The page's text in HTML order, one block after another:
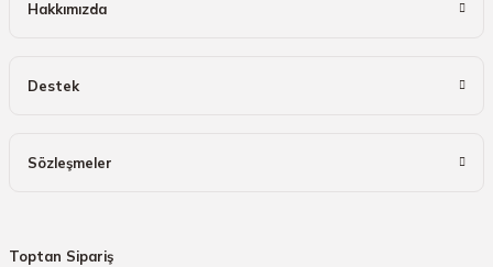
Hakkımızda
Destek
Sözleşmeler
Toptan Sipariş